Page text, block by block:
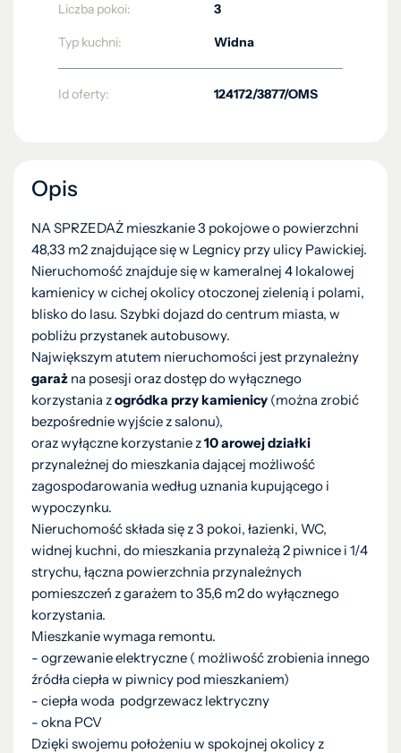
Liczba pokoi:
3
Typ kuchni: Widna
Id oferty: 124172/3877/OMS
Opis
NA SPRZEDAŻ mieszkanie 3 pokojowe o powierzchni
48,33 m2 znajdujące się w Legnicy przy ulicy Pawickiej.
Nieruchomość znajduje się w kameralnej 4 lokalowej
kamienicy w cichej okolicy otoczonej zielenią i polami,
blisko do lasu. Szybki dojazd do centrum miasta, w
pobliżu przystanek autobusowy.
Największym atutem nieruchomości jest przynależny
garaż na posesji oraz dostęp do wyłącznego
korzystania zogródka przy kamienicy (można zrobić
bezpośrednie wyjście z salonu),
oraz wyłączne korzystanie z10 arowej działki
przynależnej do mieszkania dającej możliwość
zagospodarowania według uznania kupującego i
wypoczynku.
Nieruchomość składa się z 3 pokoi, łazienki, WC,
widnej kuchni, do mieszkania przynależą 2 piwnice i 1/4
strychu, łączna powierzchnia przynależnych
pomieszczeń z garażem to 35,6 m2 do wyłącznego
korzystania.
Mieszkanie wymaga remontu.
- ogrzewanie elektryczne ( możliwość zrobienia innego
źródła ciepła w piwnicy pod mieszkaniem)
- ciepła woda podgrzewacz lektryczny
- okna PCV
Dzięki swojemu położeniu w spokojnej okolicy z